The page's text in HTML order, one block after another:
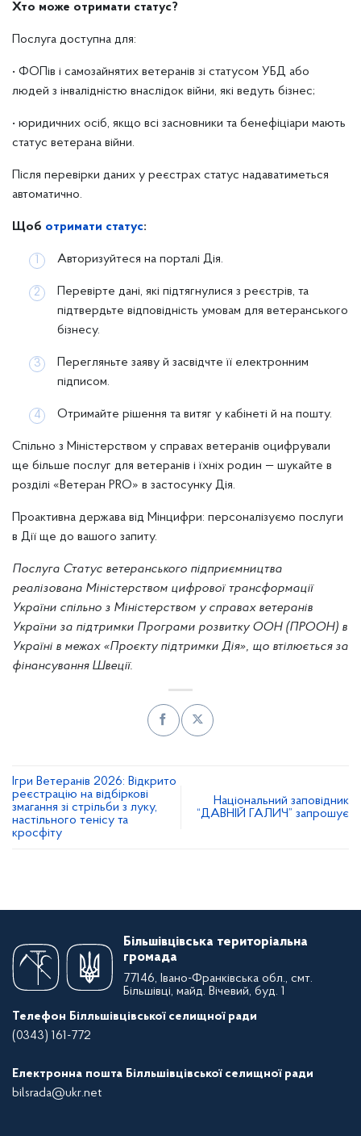
Хто може отримати статус?
Послуга доступна для:
• ФОПів і самозайнятих ветеранів зі статусом УБД або
людей з інвалідністю внаслідок війни, які ведуть бізнес;
• юридичних осіб, якщо всі засновники та бенефіціари мають
статус ветерана війни.
Після перевірки даних у реєстрах статус надаватиметься
автоматично.
Щоб отримати статус:
Авторизуйтеся на порталі Дія.
Перевірте дані, які підтягнулися з реєстрів, та
підтвердьте відповідність умовам для ветеранського
бізнесу.
Перегляньте заяву й засвідчте її електронним
підписом.
Отримайте рішення та витяг у кабінеті й на пошту.
Спільно з Міністерством у справах ветеранів оцифрували
ще більше послуг для ветеранів і їхніх родин — шукайте в
розділі «Ветеран PRO» в застосунку Дія.
Проактивна держава від Мінцифри: персоналізуємо послуги
в Дії ще до вашого запиту.
Послуга Статус ветеранського підприємництва
реалізована Міністерством цифрової трансформації
України спільно з Міністерством у справах ветеранів
України за підтримки Програми розвитку ООН (ПРООН) в
Україні в межах «Проєкту підтримки Дія», що втілюється за
фінансування Швеції.
Ігри Ветеранів 2026: Відкрито
реєстрацію на відбіркові
змагання зі стрільби з луку,
настільного тенісу та
кросфіту
Національний заповідник
“ДАВНІЙ ГАЛИЧ” запрошує
Більшівцівська територіальна
громада
77146, Івано-Франківська обл., смт.
Більшівці, майд. Вічевий, буд. 1
Телефон Білльшівцівської селищної ради
(0343) 161-772
Електронна пошта Білльшівцівської селищної ради
bilsrada@ukr.net